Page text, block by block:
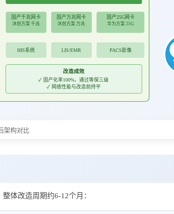
国产千兆网卡
沐创方案 千兆
国产万兆网卡
沐创方案 万兆
国产25G网卡
华为方案 25G
HIS系统 LIS/EMR PACS影像
改造成效
✓ 国产化率100%，通过等保三级
✓ 网络性能与改造前持平
架构对比
体改造周期约6-12个月：